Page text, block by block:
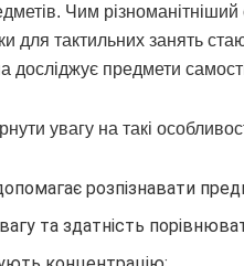
Чим
для тактильних занять
предмети
увагу на такі
розпізнавати
та здатність